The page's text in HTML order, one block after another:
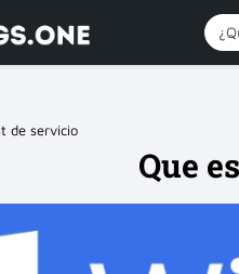
de servicio
Que